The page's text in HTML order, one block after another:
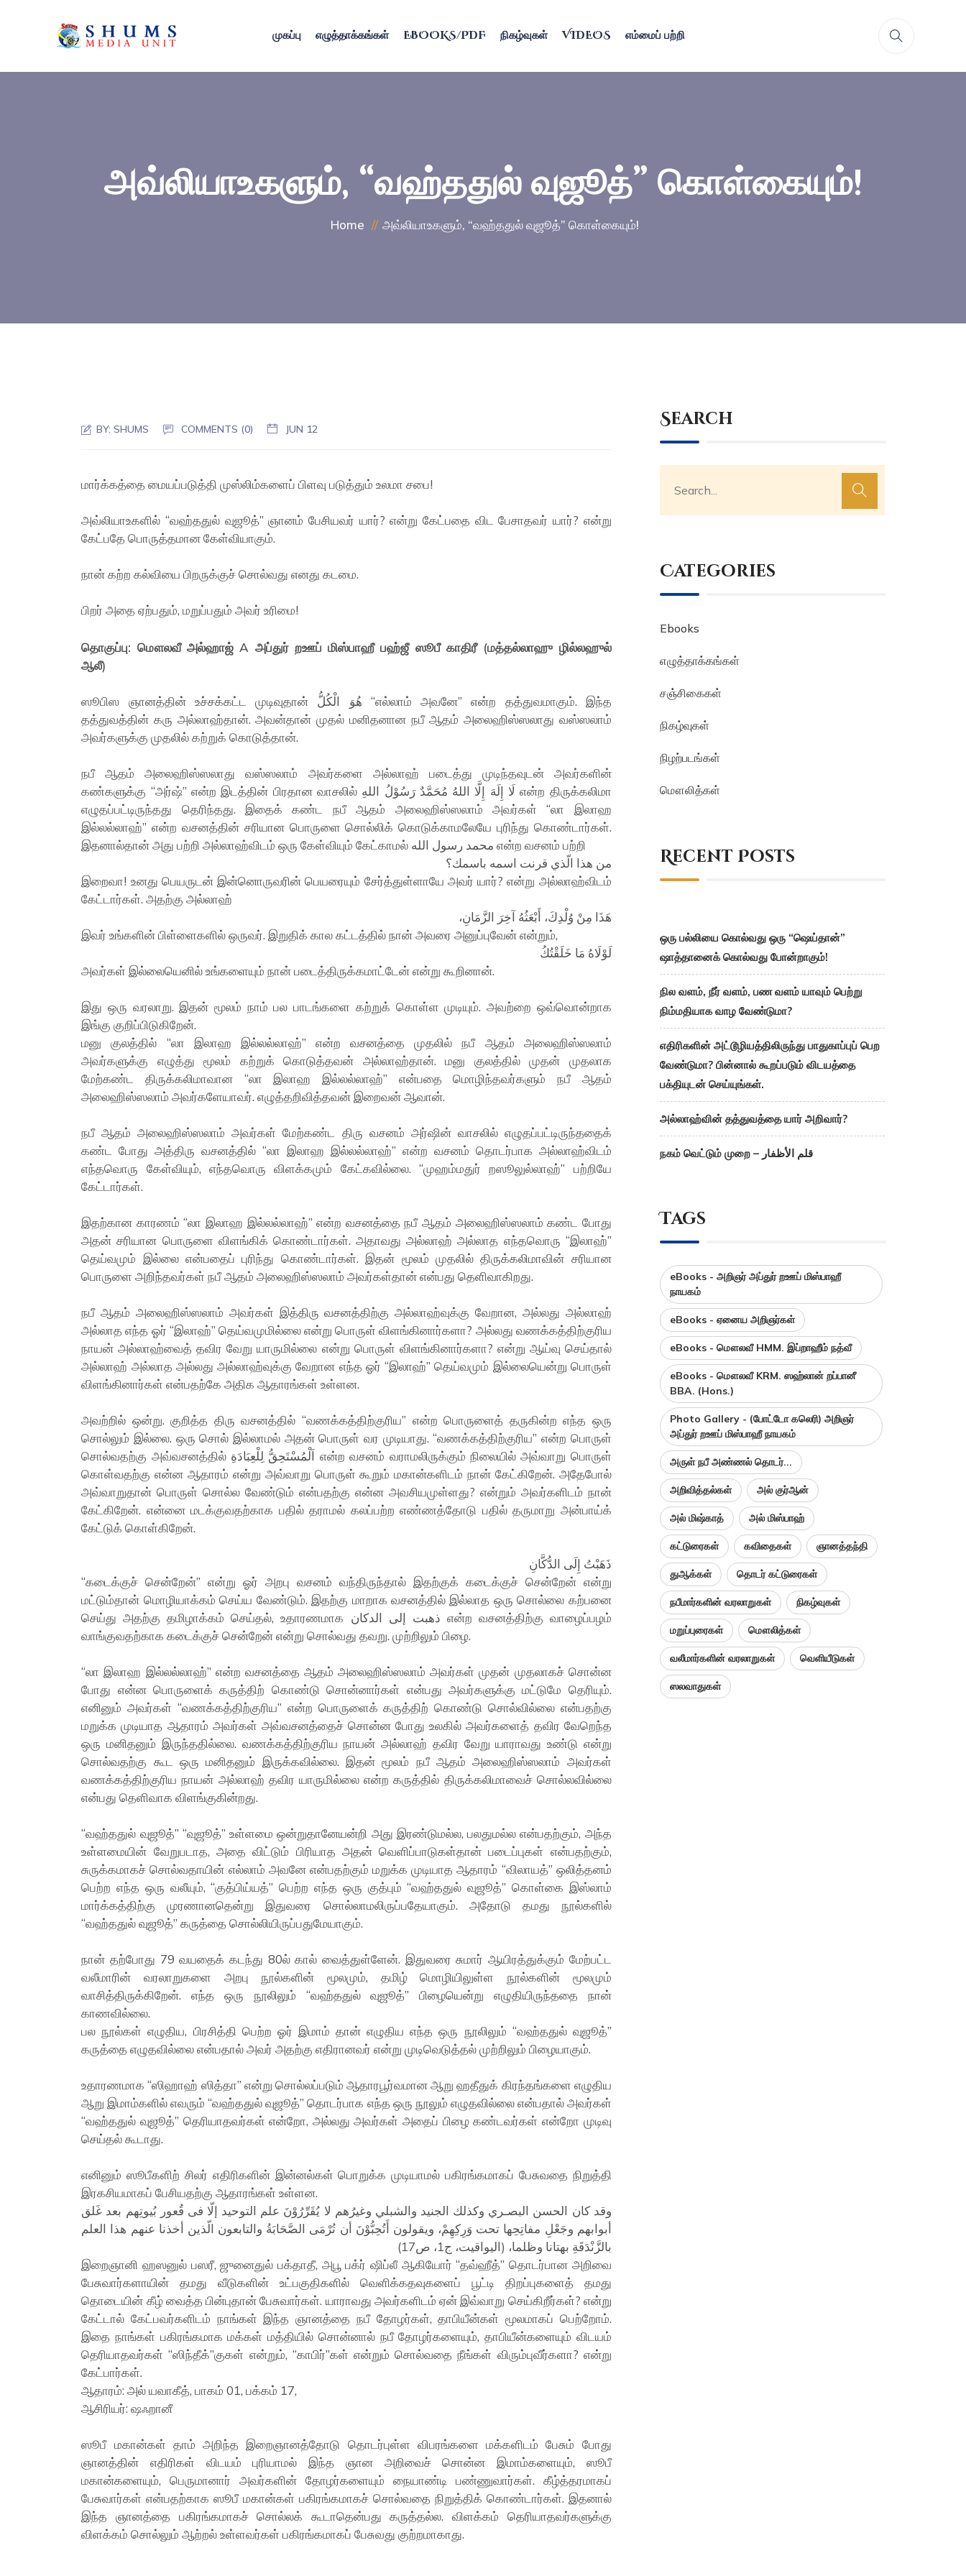
முகப்பு எழுத்தாக்கங்கள் EBOOKS/PDF நிகழ்வுகள் VIDEOS எம்மைப் பற்றி
அவ்லியாஉகளும், “வஹ்ததுல் வுஜூத்” கொள்கையும்!
Home அவ்லியாஉகளும், “வஹ்ததுல் வுஜூத்” கொள்கையும்!
BY:SHUMS COMMENTS (0) JUN 12
மார்க்கத்தை மையப்படுத்தி முஸ்லிம்களைப் பிளவு படுத்தும் உலமா சபை!
அவ்லியாஉகளில் “வஹ்ததுல் வுஜூத்” ஞானம் பேசியவர் யார்? என்று கேட்பதை விட பேசாதவர் யார்? என்று
கேட்பதே பொருத்தமான கேள்வியாகும்.
நான் கற்ற கல்வியை பிறருக்குச் சொல்வது எனது கடமை.
பிறர் அதை ஏற்பதும், மறுப்பதும் அவர் உரிமை!
தொகுப்பு: மௌலவீ அல்ஹாஜ் A அப்துர் றஊப் மிஸ்பாஹீ பஹ்ஜீ ஸூபீ காதிரீ (மத்தல்லாஹு ழில்லஹுல்
ஆலீ)
ஸூபிஸ ஞானத்தின் உச்சக்கட்ட முடிவுதான் هُوَ الْكُلُّ “எல்லாம் அவனே” என்ற தத்துவமாகும். இந்த
தத்துவத்தின் கரு அல்லாஹ்தான். அவன்தான் முதல் மனிதனான நபீ ஆதம் அலைஹிஸ்ஸலாது வஸ்ஸலாம்
அவர்களுக்கு முதலில் கற்றுக் கொடுத்தான்.
நபீ ஆதம் அலைஹிஸ்ஸலாது வஸ்ஸலாம் அவர்களை அல்லாஹ் படைத்து முடிந்தவுடன் அவர்களின்
கண்களுக்கு “அர்ஷ்” என்ற இடத்தின் பிரதான வாசலில் لَا إِلَهَ إِلَّا اللهُ مُحَمَّدٌ رَسُوْلُ اللهِ என்ற திருக்கலிமா
எழுதப்பட்டிருந்தது தெரிந்தது. இதைக் கண்ட நபீ ஆதம் அலைஹிஸ்ஸலாம் அவர்கள் “லா இலாஹ
இல்லல்லாஹ்” என்ற வசனத்தின் சரியான பொருளை சொல்லிக் கொடுக்காமலேயே புரிந்து கொண்டார்கள்.
இதனால்தான் அது பற்றி அல்லாஹ்விடம் ஒரு கேள்வியும் கேட்காமல் محمد رسول الله என்ற வசனம் பற்றி
من هذا الّذي قرنت اسمه باسمك؟
இறைவா! உனது பெயருடன் இன்னொருவரின் பெயரையும் சேர்த்துள்ளாயே அவர் யார்? என்று அல்லாஹ்விடம்
கேட்டார்கள். அதற்கு அல்லாஹ்
هَذَا مِنْ وُلْدِكَ، أَبْعَثُهُ آخِرَ الزَّمَانِ،
இவர் உங்களின் பிள்ளைகளில் ஒருவர். இறுதிக் கால கட்டத்தில் நான் அவரை அனுப்புவேன் என்றும்,
لَوْلَاهُ مَا خَلَقْتُكُ
அவர்கள் இல்லையெனில் உங்களையும் நான் படைத்திருக்கமாட்டேன் என்று கூறினான்.
இது ஒரு வரலாறு. இதன் மூலம் நாம் பல பாடங்களை கற்றுக் கொள்ள முடியும். அவற்றை ஒவ்வொன்றாக
இங்கு குறிப்பிடுகிறேன்.
மனு குலத்தில் “லா இலாஹ இல்லல்லாஹ்” என்ற வசனத்தை முதலில் நபீ ஆதம் அலைஹிஸ்ஸலாம்
அவர்களுக்கு எழுத்து மூலம் கற்றுக் கொடுத்தவன் அல்லாஹ்தான். மனு குலத்தில் முதன் முதலாக
மேற்கண்ட திருக்கலிமாவான “லா இலாஹ இல்லல்லாஹ்” என்பதை மொழிந்தவர்களும் நபீ ஆதம்
அலைஹிஸ்ஸலாம் அவர்களேயாவர். எழுத்தறிவித்தவன் இறைவன் ஆவான்.
நபீ ஆதம் அலைஹிஸ்ஸலாம் அவர்கள் மேற்கண்ட திரு வசனம் அர்ஷின் வாசலில் எழுதப்பட்டிருந்ததைக்
கண்ட போது அத்திரு வசனத்தில் “லா இலாஹ இல்லல்லாஹ்” என்ற வசனம் தொடர்பாக அல்லாஹ்விடம்
எந்தவொரு கேள்வியும், எந்தவொரு விளக்கமும் கேட்கவில்லை. “முஹம்மதுர் றஸூலுல்லாஹ்” பற்றியே
கேட்டார்கள்.
இதற்கான காரணம் “லா இலாஹ இல்லல்லாஹ்” என்ற வசனத்தை நபீ ஆதம் அலைஹிஸ்ஸலாம் கண்ட போது
அதன் சரியான பொருளை விளங்கிக் கொண்டார்கள். அதாவது அல்லாஹ் அல்லாத எந்தவொரு “இலாஹ்”
தெய்வமும் இல்லை என்பதைப் புரிந்து கொண்டார்கள். இதன் மூலம் முதலில் திருக்கலிமாவின் சரியான
பொருளை அறிந்தவர்கள் நபீ ஆதம் அலைஹிஸ்ஸலாம் அவர்கள்தான் என்பது தெளிவாகிறது.
நபீ ஆதம் அலைஹிஸ்ஸலாம் அவர்கள் இத்திரு வசனத்திற்கு அல்லாஹ்வுக்கு வேறான, அல்லது அல்லாஹ்
அல்லாத எந்த ஓர் “இலாஹ்” தெய்வமுமில்லை என்று பொருள் விளங்கினார்களா? அல்லது வணக்கத்திற்குரிய
நாயன் அல்லாஹ்வைத் தவிர வேறு யாருமில்லை என்று பொருள் விளங்கினார்களா? என்று ஆய்வு செய்தால்
அல்லாஹ் அல்லாத அல்லது அல்லாஹ்வுக்கு வேறான எந்த ஓர் “இலாஹ்” தெய்வமும் இல்லையென்று பொருள்
விளங்கினார்கள் என்பதற்கே அதிக ஆதாரங்கள் உள்ளன.
அவற்றில் ஒன்று. குறித்த திரு வசனத்தில் “வணக்கத்திற்குரிய” என்ற பொருளைத் தருகின்ற எந்த ஒரு
சொல்லும் இல்லை. ஒரு சொல் இல்லாமல் அதன் பொருள் வர முடியாது. “வணக்கத்திற்குரிய” என்ற பொருள்
சொல்வதற்கு அவ்வசனத்தில் اَلْمُسْتَحِقُّ لِلْعِبَادَةِ என்ற வசனம் வராமலிருக்கும் நிலையில் அவ்வாறு பொருள்
கொள்வதற்கு என்ன ஆதாரம் என்று அவ்வாறு பொருள் கூறும் மகான்களிடம் நான் கேட்கிறேன். அதேபோல்
அவ்வாறுதான் பொருள் சொல்ல வேண்டும் என்பதற்கு என்ன அவசியமுள்ளது? என்றும் அவர்களிடம் நான்
கேட்கிறேன். என்னை மடக்குவதற்காக பதில் தராமல் கலப்பற்ற எண்ணத்தோடு பதில் தருமாறு அன்பாய்க்
கேட்டுக் கொள்கிறேன்.
ذَهَبْتُ إِلَى الدُّكَّانِ
“கடைக்குச் சென்றேன்” என்று ஓர் அறபு வசனம் வந்திருந்தால் இதற்குக் கடைக்குச் சென்றேன் என்று
மட்டும்தான் மொழியாக்கம் செய்ய வேண்டும். இதற்கு மாறாக வசனத்தில் இல்லாத ஒரு சொல்லை கற்பனை
செய்து அதற்கு தமிழாக்கம் செய்தல், உதாரணமாக ذهبت إلى الدكان என்ற வசனத்திற்கு வாழைப்பழம்
வாங்குவதற்காக கடைக்குச் சென்றேன் என்று சொல்வது தவறு. முற்றிலும் பிழை.
“லா இலாஹ இல்லல்லாஹ்” என்ற வசனத்தை ஆதம் அலைஹிஸ்ஸலாம் அவர்கள் முதன் முதலாகச் சொன்ன
போது என்ன பொருளைக் கருத்திற் கொண்டு சொன்னார்கள் என்பது அவர்களுக்கு மட்டுமே தெரியும்.
எனினும் அவர்கள் “வணக்கத்திற்குரிய” என்ற பொருளைக் கருத்திற் கொண்டு சொல்வில்லை என்பதற்கு
மறுக்க முடியாத ஆதாரம் அவர்கள் அவ்வசனத்தைச் சொன்ன போது உலகில் அவர்களைத் தவிர வேறெந்த
ஒரு மனிதனும் இருந்ததில்லை. வணக்கத்திற்குரிய நாயன் அல்லாஹ் தவிர வேறு யாராவது உண்டு என்று
சொல்வதற்கு கூட ஒரு மனிதனும் இருக்கவில்லை. இதன் மூலம் நபீ ஆதம் அலைஹிஸ்ஸலாம் அவர்கள்
வணக்கத்திற்குரிய நாயன் அல்லாஹ் தவிர யாருமில்லை என்ற கருத்தில் திருக்கலிமாவைச் சொல்லவில்லை
என்பது தெளிவாக விளங்குகின்றது.
“வஹ்ததுல் வுஜூத்” “வுஜூத்” உள்ளமை ஒன்றுதானேயன்றி அது இரண்டுமல்ல, பலதுமல்ல என்பதற்கும், அந்த
உள்ளமையின் வேறுபடாத, அதை விட்டும் பிரியாத அதன் வெளிப்பாடுகள்தான் படைப்புகள் என்பதற்கும்,
சுருக்கமாகச் சொல்வதாயின் எல்லாம் அவனே என்பதற்கும் மறுக்க முடியாத ஆதாரம் “விலாயத்” ஒலித்தனம்
பெற்ற எந்த ஒரு வலீயும், “குத்பிய்யத்” பெற்ற எந்த ஒரு குத்பும் “வஹ்ததுல் வுஜூத்” கொள்கை இஸ்லாம்
மார்க்கத்திற்கு முரணானதென்று இதுவரை சொல்லாமலிருப்பதேயாகும். அதோடு தமது நூல்களில்
“வஹ்ததுல் வுஜூத்” கருத்தை சொல்லியிருப்பதுமேயாகும்.
நான் தற்போது 79 வயதைக் கடந்து 80ல் கால் வைத்துள்ளேன். இதுவரை சுமார் ஆயிரத்துக்கும் மேற்பட்ட
வலீமாரின் வரலாறுகளை அறபு நூல்களின் மூலமும், தமிழ் மொழியிலுள்ள நூல்களின் மூலமும்
வாசித்திருக்கிறேன். எந்த ஒரு நூலிலும் “வஹ்ததுல் வுஜூத்” பிழையென்று எழுதியிருந்ததை நான்
காணவில்லை.
பல நூல்கள் எழுதிய, பிரசித்தி பெற்ற ஓர் இமாம் தான் எழுதிய எந்த ஒரு நூலிலும் “வஹ்ததுல் வுஜூத்”
கருத்தை எழுதவில்லை என்பதால் அவர் அதற்கு எதிரானவர் என்று முடிவெடுத்தல் முற்றிலும் பிழையாகும்.
உதாரணமாக “ஸிஹாஹ் ஸித்தா” என்று சொல்லப்படும் ஆதாரபூர்வமான ஆறு ஹதீதுக் கிரந்தங்களை எழுதிய
ஆறு இமாம்களில் எவரும் “வஹ்ததுல் வுஜூத்” தொடர்பாக எந்த ஒரு நூலும் எழுதவில்லை என்பதால் அவர்கள்
“வஹ்ததுல் வுஜூத்” தெரியாதவர்கள் என்றோ, அல்லது அவர்கள் அதைப் பிழை கண்டவர்கள் என்றோ முடிவு
செய்தல் கூடாது.
எனினும் ஸூபீகளிற் சிலர் எதிரிகளின் இன்னல்கள் பொறுக்க முடியாமல் பகிரங்கமாகப் பேசுவதை நிறுத்தி
இரகசியமாகப் பேசியதற்கு ஆதாரங்கள் உள்ளன.
وقد كان الحسن البصـري وكذلك الجنيد والشبلي وغيرُهم لا يُقَرِّرُوْنَ علم التوحيد إلّا فى قُعور بُيوتِهم بعد غَلق
أبوابهم وجَعْلِ مفاتِحِها تحت وَرِكِهِمْ، ويقولون أَتُحِبُّوْنَ أن تُرْمَى الصَّحَابَةُ والتابعون الّذين أخذنا عنهم هذا العلم
بالزَّنْدَقَةِ بهتانا وظلما، (اليواقيت، ج1، ص17)
இறைஞானி ஹஸனுல் பஸரீ, ஜுனைதுல் பக்தாதீ, அபூ பக்ர் ஷிப்லீ ஆகியோர் “தவ்ஹீத்” தொடர்பான அறிவை
பேசுவார்களாயின் தமது வீடுகளின் உட்பகுதிகளில் வெளிக்கதவுகளைப் பூட்டி திறப்புகளைத் தமது
தொடையின் கீழ் வைத்த பின்புதான் பேசுவார்கள். யாராவது அவர்களிடம் ஏன் இவ்வாறு செய்கிறீர்கள்? என்று
கேட்டால் கேட்பவர்களிடம் நாங்கள் இந்த ஞானத்தை நபீ தோழர்கள், தாபியீன்கள் மூலமாகப் பெற்றோம்.
இதை நாங்கள் பகிரங்கமாக மக்கள் மத்தியில் சொன்னால் நபீ தோழர்களையும், தாபியீன்களையும் விடயம்
தெரியாதவர்கள் “ஸிந்தீக்”குகள் என்றும், “காபிர்”கள் என்றும் சொல்வதை நீங்கள் விரும்புவீர்களா? என்று
கேட்பார்கள்.
ஆதாரம்: அல் யவாகீத், பாகம் 01, பக்கம் 17,
ஆசிரியர்: ஷஃறானீ
ஸூபீ மகான்கள் தாம் அறிந்த இறைஞானத்தோடு தொடர்புள்ள விபரங்களை மக்களிடம் பேசும் போது
ஞானத்தின் எதிரிகள் விடயம் புரியாமல் இந்த ஞான அறிவைச் சொன்ன இமாம்களையும், ஸூபீ
மகான்களையும், பெருமானார் அவர்களின் தோழர்களையும் நையாண்டி பண்ணுவார்கள். கீழ்த்தரமாகப்
பேசுவார்கள் என்பதற்காக ஸூபீ மகான்கள் பகிரங்கமாகச் சொல்வதை நிறுத்திக் கொண்டார்கள். இதனால்
இந்த ஞானத்தை பகிரங்கமாகச் சொல்லக் கூடாதென்பது கருத்தல்ல. விளக்கம் தெரியாதவர்களுக்கு
விளக்கம் சொல்லும் ஆற்றல் உள்ளவர்கள் பகிரங்கமாகப் பேசுவது குற்றமாகாது.
Search
Categories
Ebooks
எழுத்தாக்கங்கள்
சஞ்சிகைகள்
நிகழ்வுகள்
நிழற்படங்கள்
மௌலித்கள்
Recent Posts
ஒரு பல்லியை கொல்வது ஒரு “ஷெய்தான்”
ஷாத்தானைக் கொல்வது போன்றாகும்!
நில வளம், நீர் வளம், பண வளம் யாவும் பெற்று
நிம்மதியாக வாழ வேண்டுமா?
எதிரிகளின் அட்டூழியத்திலிருந்து பாதுகாப்புப் பெற
வேண்டுமா? பின்னால் கூறப்படும் விடயத்தை
பக்தியுடன் செய்யுங்கள்.
அல்லாஹ்வின் தத்துவத்தை யார் அறிவார்?
நகம் வெட்டும் முறை – قلم الأظفار
Tags
eBooks - அறிஞர் அப்துர் றஊப் மிஸ்பாஹீ
நாயகம்
eBooks - ஏனைய அறிஞர்கள்
eBooks - மௌலவீ HMM. இப்றாஹீம் நத்வீ
eBooks - மௌலவீ KRM. ஸஹ்லான் றப்பானீ
BBA. (Hons.)
Photo Gallery - (போட்டோ கலெரி) அறிஞர்
அப்துர் றஊப் மிஸ்பாஹீ நாயகம்
அருள் நபீ அண்ணல் தொடர்...
அறிவித்தல்கள் அல் குர்ஆன்
அல் மிஷ்காத் அல் மிஸ்பாஹ்
கட்டுரைகள் கவிதைகள் ஞானத்தந்தி
துஆக்கள் தொடர் கட்டுரைகள்
நபீமார்களின் வரலாறுகள் நிகழ்வுகள்
மறுப்புரைகள் மௌலித்கள்
வலீமார்களின் வரலாறுகள் வெளியீடுகள்
ஸலவாதுகள்